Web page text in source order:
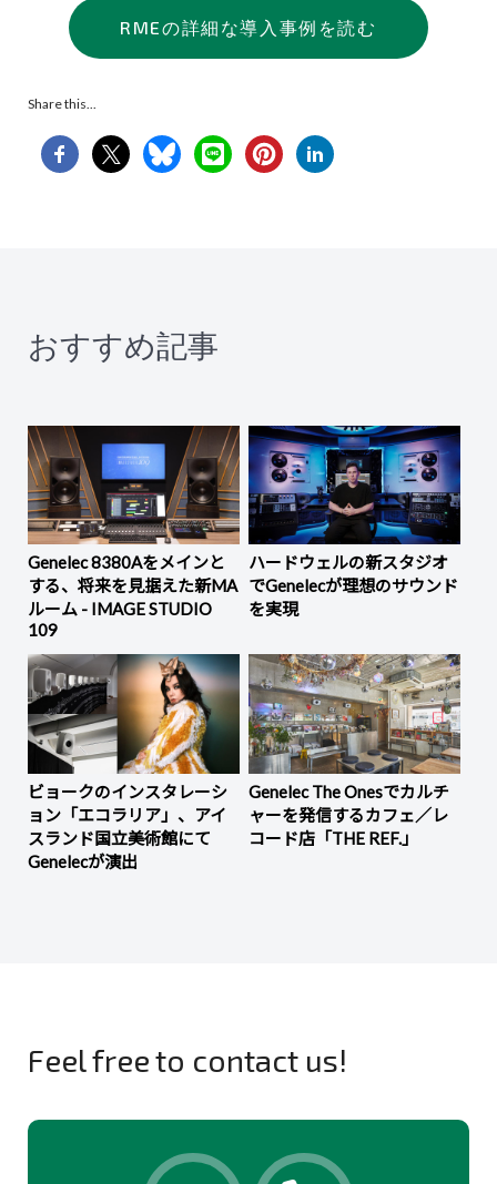
RMEの詳細な導入事例を読む
Share this...
おすすめ記事
Genelec 8380Aをメインと
する、将来を見据えた新MA
ルーム - IMAGE STUDIO
109
ハードウェルの新スタジオ
でGenelecが理想のサウンド
を実現
ビョークのインスタレーシ
ョン「エコラリア」、アイ
スランド国立美術館にて
Genelecが演出
Genelec The Onesでカルチ
ャーを発信するカフェ／レ
コード店「THE REF.」
Feel free to contact us!